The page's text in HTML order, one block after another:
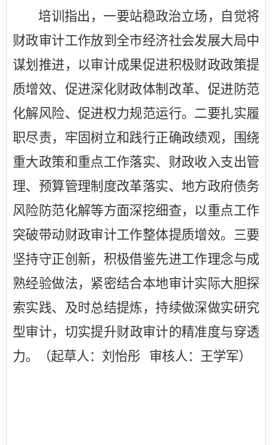
培训指出， 一要站稳政治立场，自觉将
财政审计工作放到全市经济社会发展大局中
谋划推进，以审计成果促进积极财政政策提
质增效、促进深化财政体制改革、促进防范
化解风险、促进权力规范运行。二要扎实履
职尽责，牢固树立和践行正确政绩观，围绕
重大政策和重点工作落实、财政收入支出管
理、预算管理制度改革落实、地方政府债务
风险防范化解等方面深挖细查，以重点工作
突破带动财政审计工作整体提质增效。三要
坚持守正创新，积极借鉴先进工作理念与成
熟经验做法，紧密结合本地审计实际大胆探
索实践、及时总结提炼，持续做深做实研究
型审计， 切实提升财政审计的精准度与穿透
力。
（起草人： 刘怡彤 审核人：王学军）